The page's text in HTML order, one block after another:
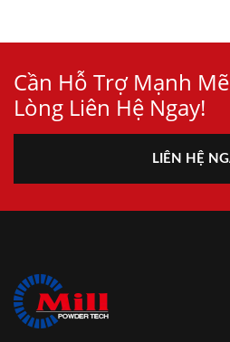
Cần Hỗ Trợ Mạnh
Lòng Liên Hệ Ngay!
LIÊN HỆ